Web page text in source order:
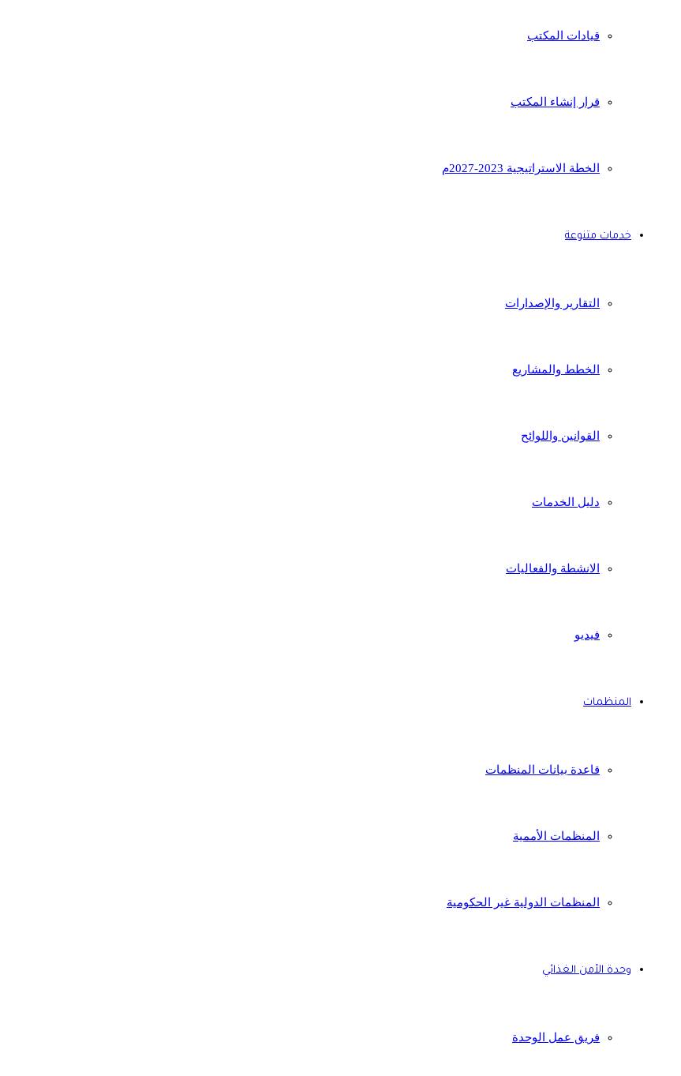
قيادات المكتب
قرار إنشاء المكتب
الخطة الاستراتيجية 2023-2027م
خدمات متنوعة
التقارير والإصدارات
الخطط والمشاريع
القوانين واللوائح
دليل الخدمات
الانشطة والفعاليات
فيديو
المنظمات
قاعدة بيانات المنظمات
المنظمات الأممية
المنظمات الدولية غير الحكومية
وحدة الأمن الغذائي
فريق عمل الوحدة